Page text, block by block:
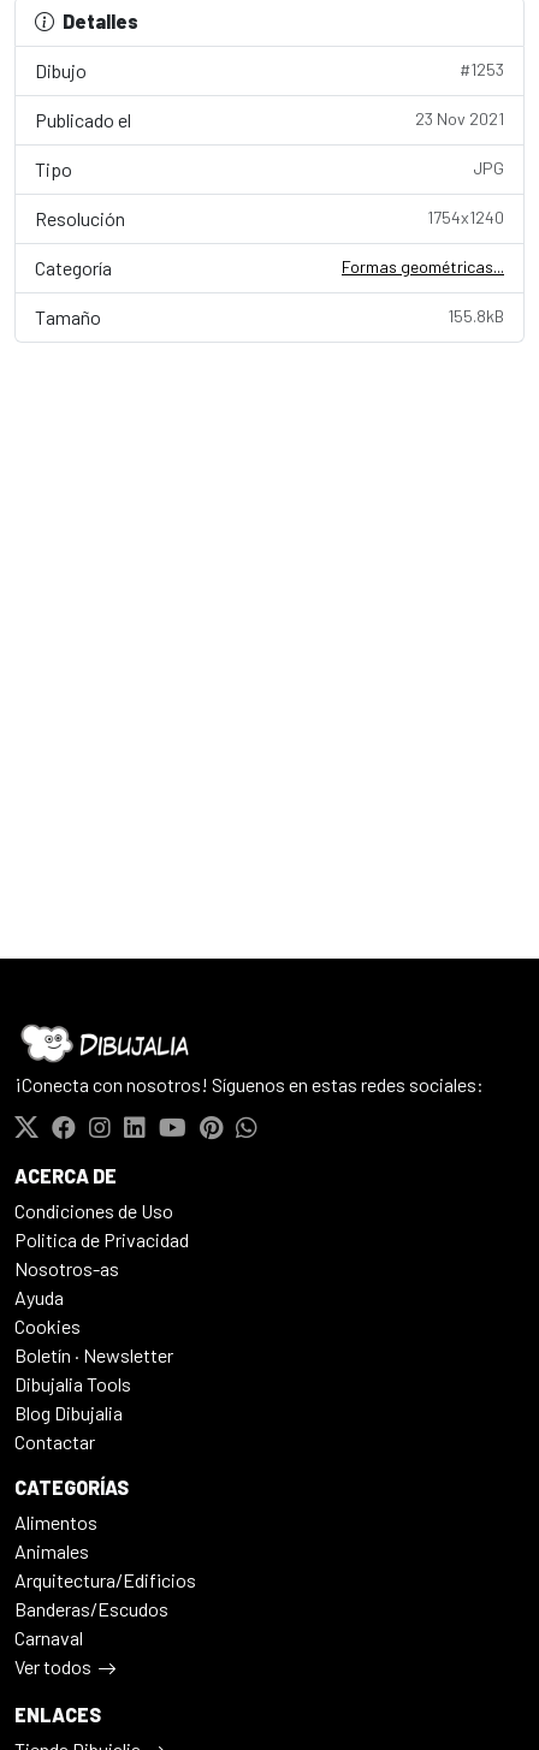
Detalles
Dibujo #1253
Publicado el 23 Nov 2021
Tipo JPG
Resolución 1754x1240
Categoría Formas geométricas...
Tamaño 155.8kB
¡Conecta con nosotros! Síguenos en estas redes sociales:
ACERCA DE
Condiciones de Uso
Politica de Privacidad
Nosotros-as
Ayuda
Cookies
Boletín · Newsletter
Dibujalia Tools
Blog Dibujalia
Contactar
CATEGORÍAS
Alimentos
Animales
Arquitectura/Edificios
Banderas/Escudos
Carnaval
Ver todos
ENLACES